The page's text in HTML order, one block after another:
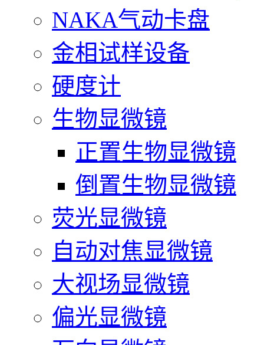
NAKA气动卡盘
金相试样设备
硬度计
生物显微镜
正置生物显微镜
倒置生物显微镜
荧光显微镜
自动对焦显微镜
大视场显微镜
偏光显微镜